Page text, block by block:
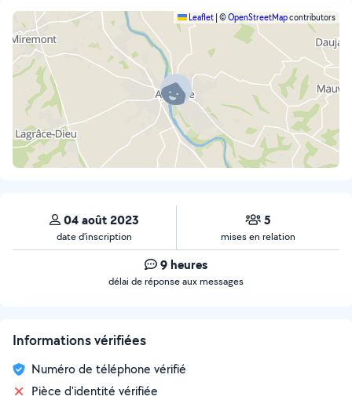
Leaflet ©OpenStreetMapcontributors
04 août 2023
date d’inscription
5
mises en relation
9 heures
délai de réponse aux messages
Informations vérifiées
Numéro de téléphone vérifié
Pièce d'identité vérifiée